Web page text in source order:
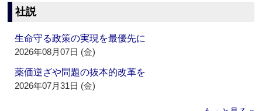
社説
生命守る政策の実現を最優先に
2026年08月07日 (金)
薬価逆ざや問題の抜本的改革を
2026年07月31日 (金)